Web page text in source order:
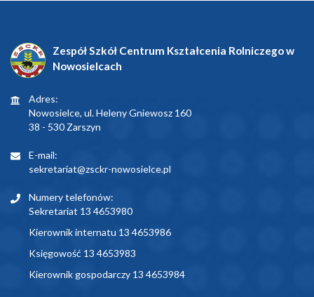
Zespół Szkół Centrum Kształcenia Rolniczego w
Nowosielcach
Adres:
Nowosielce, ul. Heleny Gniewosz 160
38 - 530 Zarszyn
E-mail:
sekretariat@zsckr-nowosielce.pl
Numery telefonów:
Sekretariat 13 4653980
Kierownik internatu 13 4653986
Księgowość 13 4653983
Kierownik gospodarczy 13 4653984